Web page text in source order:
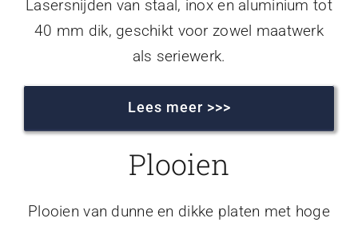
Lasersnijden van staal, inox en aluminium tot
40 mm dik, geschikt voor zowel maatwerk
als seriewerk.
Lees meer >>>
Plooien
Plooien van dunne en dikke platen met hoge